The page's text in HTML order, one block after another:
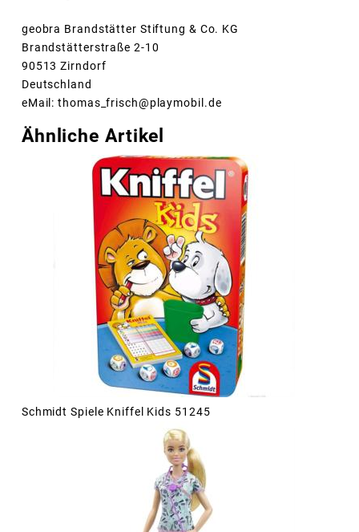
geobra Brandstätter Stiftung & Co. KG
Brandstätterstraße 2-10
90513 Zirndorf
Deutschland
eMail: thomas_frisch@playmobil.de
Ähnliche Artikel
Schmidt Spiele Kniffel Kids 51245